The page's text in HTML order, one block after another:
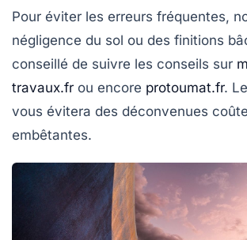
Pour éviter les erreurs fréquentes,
négligence du sol ou des finitions
conseillé de suivre les conseils sur
travaux.fr ou encore protoumat.fr.
vous évitera des déconvenues
embêtantes.